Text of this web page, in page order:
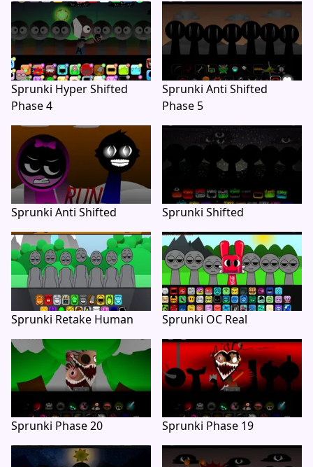
Sprunki Hyper Shifted
Phase 4
Sprunki Anti Shifted
Phase 5
Sprunki Anti Shifted Sprunki Shifted
Sprunki Retake Human Sprunki OC Real
Sprunki Phase 20 Sprunki Phase 19